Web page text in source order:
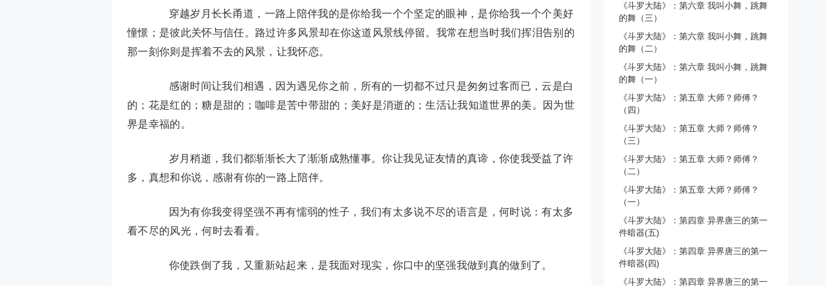
穿越岁月长长甬道，一路上陪伴我的是你给我一个个坚定的眼神，是你给我一个个美好
憧憬；是彼此关怀与信任。路过许多风景却在你这道风景线停留。我常在想当时我们挥泪告别的
那一刻你则是挥着不去的风景，让我怀恋。
感谢时间让我们相遇，因为遇见你之前，所有的一切都不过只是匆匆过客而已，云是白
的；花是红的；糖是甜的；咖啡是苦中带甜的；美好是消逝的；生活让我知道世界的美。因为世
界是幸福的。
岁月稍逝，我们都渐渐长大了渐渐成熟懂事。你让我见证友情的真谛，你使我受益了许
多，真想和你说，感谢有你的一路上陪伴。
因为有你我变得坚强不再有懦弱的性子，我们有太多说不尽的语言是，何时说：有太多
看不尽的风光，何时去看看。
你使跌倒了我，又重新站起来，是我面对现实，你口中的坚强我做到真的做到了。
《斗罗大陆》：第六章 我叫小舞，跳舞
的舞（三）
《斗罗大陆》：第六章 我叫小舞，跳舞
的舞（二）
《斗罗大陆》：第六章 我叫小舞，跳舞
的舞（一）
《斗罗大陆》：第五章 大师？师傅？
（四）
《斗罗大陆》：第五章 大师？师傅？
（三）
《斗罗大陆》：第五章 大师？师傅？
（二）
《斗罗大陆》：第五章 大师？师傅？
（一）
《斗罗大陆》：第四章 异界唐三的第一
件暗器(五)
《斗罗大陆》：第四章 异界唐三的第一
件暗器(四)
《斗罗大陆》：第四章 异界唐三的第一